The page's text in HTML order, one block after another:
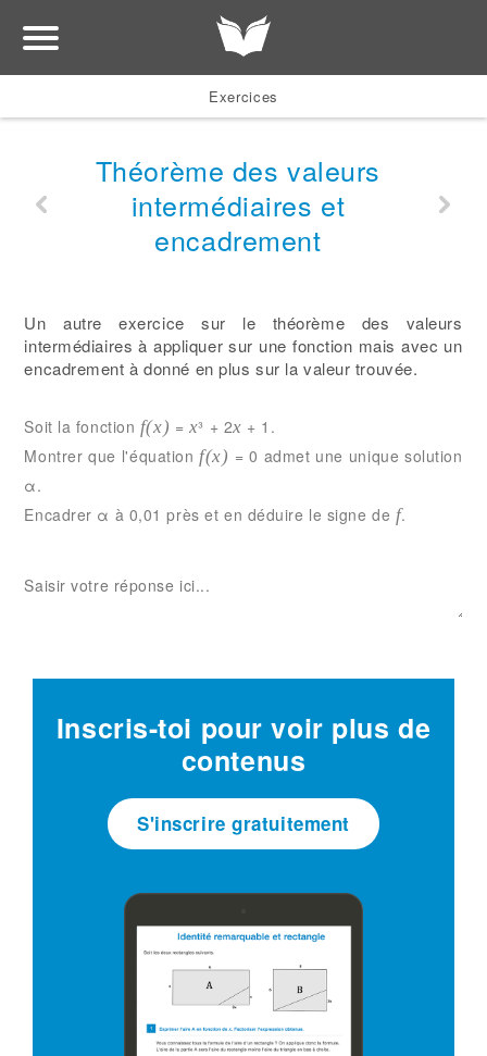
Exercices
Théorème des valeurs
intermédiaires et
encadrement
Un autre exercice sur le théorème des valeurs
intermédiaires à appliquer sur une fonction mais avec un
encadrement à donné en plus sur la valeur trouvée.
Soit la fonction f(x) = x³ + 2x + 1.
Montrer que l'équation f(x) = 0 admet une unique solution
α.
Encadrer α à 0,01 près et en déduire le signe de f.
Inscris-toi pour voir plus de
contenus
S'inscrire gratuitement